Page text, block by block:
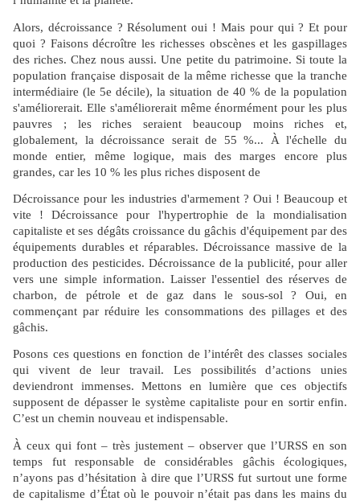
Alors, décroissance ? Résolument oui ! Mais pour qui ? Et pour
quoi ? Faisons décroître les richesses obscènes et les gaspillages
des riches. Chez nous aussi. Une petite du patrimoine. Si toute la
population française disposait de la même richesse que la tranche
intermédiaire (le 5e décile), la situation de 40 % de la population
s'améliorerait. Elle s'améliorerait même énormément pour les plus
pauvres ; les riches seraient beaucoup moins riches et,
globalement, la décroissance serait de 55 %... À l'échelle du
monde entier, même logique, mais des marges encore plus
grandes, car les 10 % les plus riches disposent de
Décroissance pour les industries d'armement ? Oui ! Beaucoup et
vite ! Décroissance pour l'hypertrophie de la mondialisation
capitaliste et ses dégâts croissance du gâchis d'équipement par des
équipements durables et réparables. Décroissance massive de la
production des pesticides. Décroissance de la publicité, pour aller
vers une simple information. Laisser l'essentiel des réserves de
charbon, de pétrole et de gaz dans le sous-sol ? Oui, en
commençant par réduire les consommations des pillages et des
gâchis.
Posons ces questions en fonction de l’intérêt des classes sociales
qui vivent de leur travail. Les possibilités d’actions unies
deviendront immenses. Mettons en lumière que ces objectifs
supposent de dépasser le système capitaliste pour en sortir enfin.
C’est un chemin nouveau et indispensable.
À ceux qui font – très justement – observer que l’URSS en son
temps fut responsable de considérables gâchis écologiques,
n’ayons pas d’hésitation à dire que l’URSS fut surtout une forme
de capitalisme d’État où le pouvoir n’était pas dans les mains du